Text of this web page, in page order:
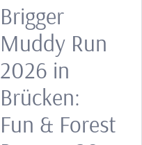
Brigger
Muddy Run
2026 in
Brücken:
Fun & Forest